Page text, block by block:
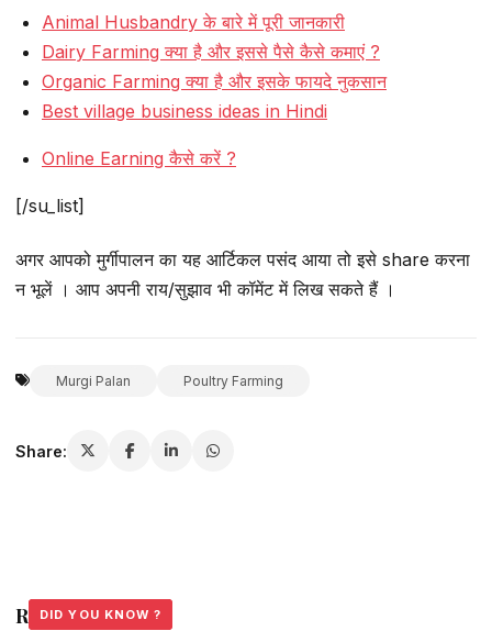
Animal Husbandry के बारे में पूरी जानकारी
Dairy Farming क्या है और इससे पैसे कैसे कमाएं ?
Organic Farming क्या है और इसके फायदे नुकसान
Best village business ideas in Hindi
Online Earning कैसे करें ?
[/su_list]
अगर आपको मुर्गीपालन का यह आर्टिकल पसंद आया तो इसे share करना
न भूलें । आप अपनी राय/सुझाव भी कॉमेंट में लिख सकते हैं ।
Murgi Palan Poultry Farming
Share:
Related Stories
DID YOU KNOW ?
DID YOU KNOW ?
DID YOU KNOW ?